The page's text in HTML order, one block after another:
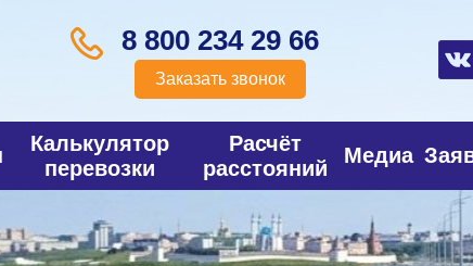
8 800 234 29 66
Заказать звонок
Калькулятор
перевозки
Расчёт
расстояний
Медиа